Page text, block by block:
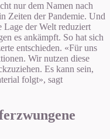
nur dem Namen nach
Zeiten der Pandemie. Und
Lage der Welt reduziert
es ankämpft. So hat sich
entschieden. «Für uns
Wir nutzen diese
Es kann sein,
folgt», sagt